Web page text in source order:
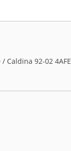
Caldina 92-02 4AFE